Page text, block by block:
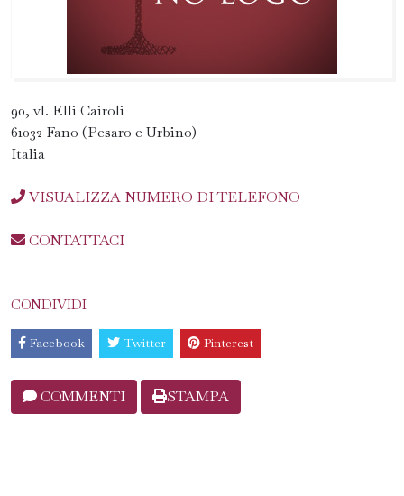
90, vl. F.lli Cairoli
61032 Fano (Pesaro e Urbino)
Italia
VISUALIZZA NUMERO DI TELEFONO
CONTATTACI
CONDIVIDI
Facebook Twitter Pinterest
COMMENTI STAMPA